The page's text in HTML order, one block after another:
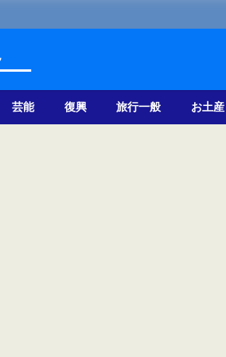
芸能 復興 旅行一般 お土